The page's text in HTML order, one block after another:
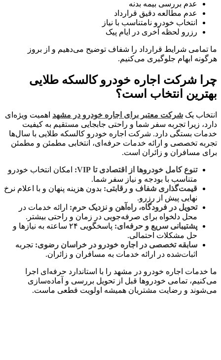
عدم بررسی بیمه بدنه
عدم مطالعه دقیق قرارداد
انتخاب خودرو نامتناسب با نیاز
رزرو لحظه آخری در ایام پیک
ما تمامی شرایط قرارداد را شفاف توضیح می‌دهیم و از بروز
هرگونه ابهام جلوگیری می‌کنیم.
چرا شرکت اجاره خودرو کالسکه طلایی
بهترین انتخاب است؟
انتخاب یک شرکت معتبر برای اجاره خودرو در مشهد اهمیت ویژه‌ای
دارد، زیرا تجربه سفر شما و راحتی جابجایی مستقیم به کیفیت
خدمات بستگی دارد. شرکت اجاره خودرو کالسکه طلایی با سال‌ها
تجربه تخصصی و ارائه خدمات حرفه‌ای، انتخابی مطمئن و مطمئن
برای مسافران و زائران است.
تنوع کامل خودروها از اقتصادی تا VIP:
امکان انتخاب خودرو
متناسب با بودجه و نیاز سفر شما.
قیمت‌گذاری شفاف و رقابتی: بدون هزینه پنهان و با اعلام نرخ
نهایی پیش از رزرو.
تحویل در فرودگاه، راه‌آهن و نزدیک حرم: ارائه خدمات در
محل دلخواه برای صرفه‌جویی در زمان و راحتی بیشتر.
پشتیبانی سریع و حرفه‌ای:
پاسخگویی ۲۴ ساعته به نیازها و
حل مشکلات احتمالی.
سابقه تخصصی در اجاره خودرو در خراسان رضوی: تجربه
اثبات‌شده در ارائه خدمات به مسافران و زائران.
ما خدمات اجاره خودرو در مشهد را با استاندارد حرفه‌ای اجرا
می‌کنیم، تمامی خودروها قبل از تحویل بررسی و آماده‌سازی
می‌شوند و رضایت مشتریان همیشه اولویت قطعی ماست.